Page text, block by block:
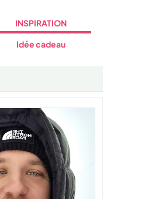
INSPIRATION
Idée cadeau